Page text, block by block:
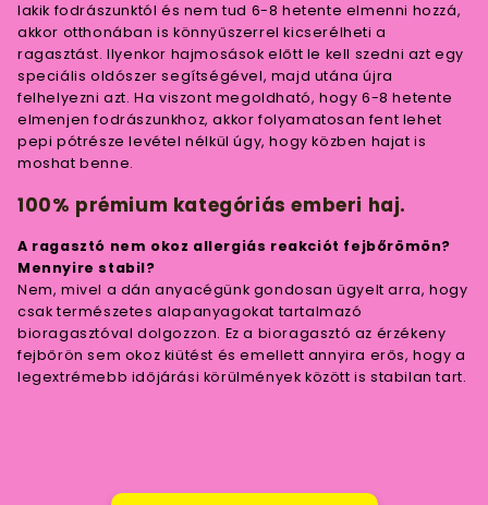
lakik fodrászunktól és nem tud 6-8 hetente elmenni hozzá,
akkor otthonában is könnyűszerrel kicserélheti a
ragasztást. Ilyenkor hajmosások előtt le kell szedni azt egy
speciális oldószer segítségével, majd utána újra
felhelyezni azt. Ha viszont megoldható, hogy 6-8 hetente
elmenjen fodrászunkhoz, akkor folyamatosan fent lehet
pepi pótrésze levétel nélkül úgy, hogy közben hajat is
moshat benne.
100% prémium kategóriás emberi haj.
A ragasztó nem okoz allergiás reakciót fejbőrömön?
Mennyire stabil?
Nem, mivel a dán anyacégünk gondosan ügyelt arra, hogy
csak természetes alapanyagokat tartalmazó
bioragasztóval dolgozzon. Ez a bioragasztó az érzékeny
fejbőrön sem okoz kiütést és emellett annyira erős, hogy a
legextrémebb időjárási körülmények között is stabilan tart.